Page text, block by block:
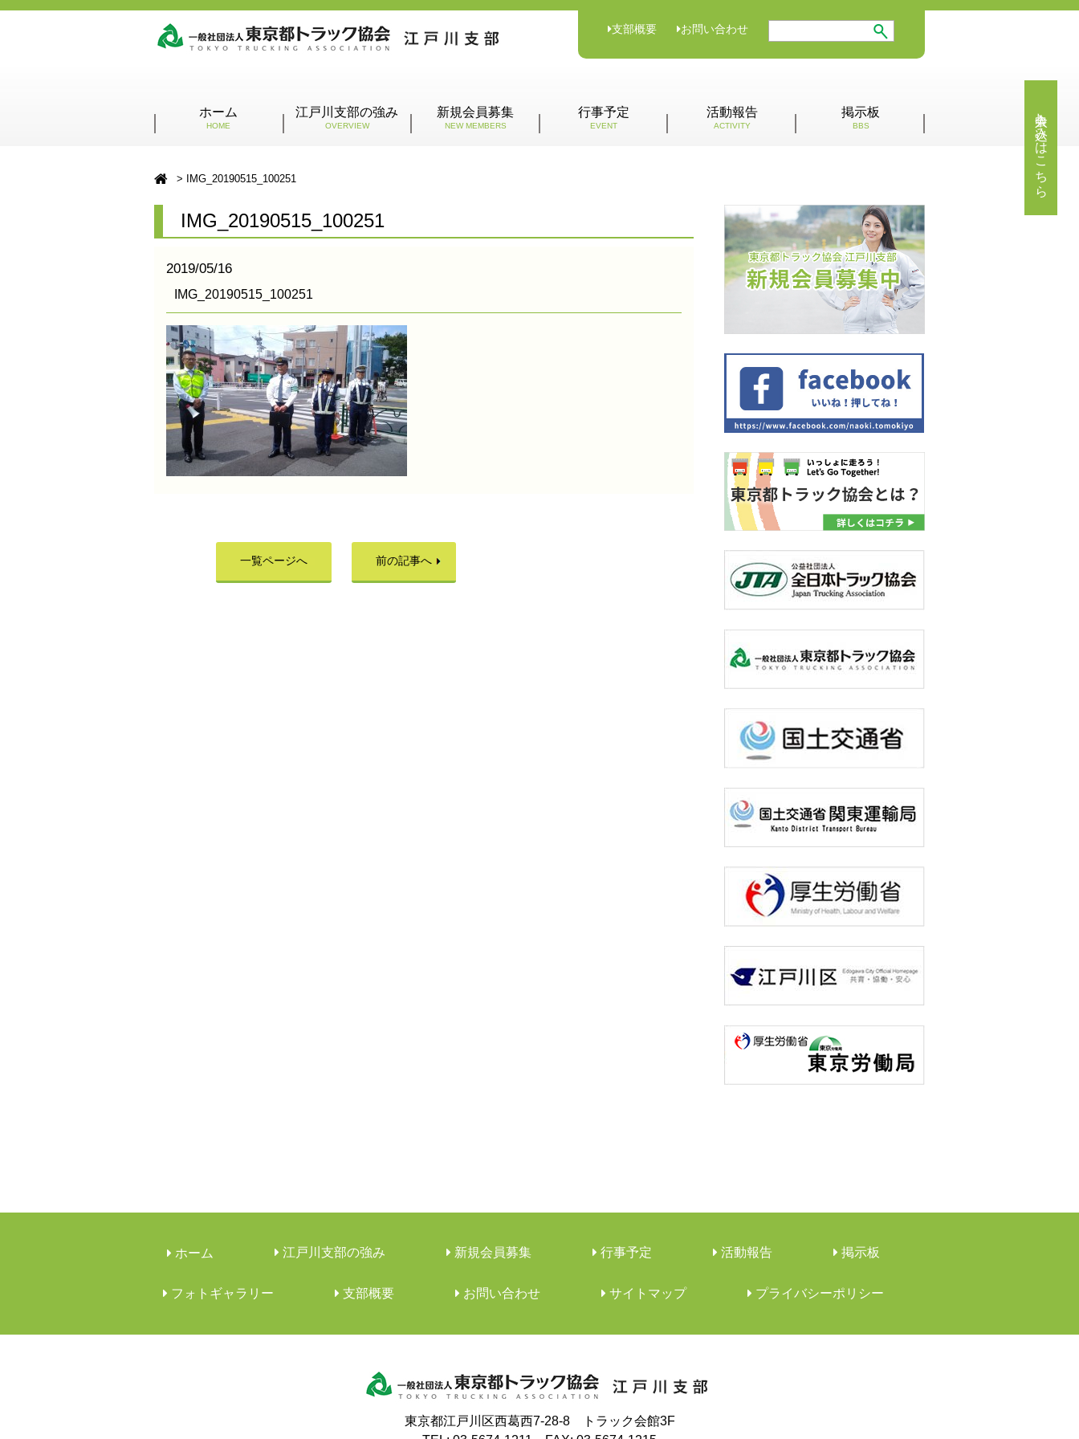
支部概要 お問い合わせ
ホーム
HOME
江戸川支部の強み
OVERVIEW
新規会員募集
NEW MEMBERS
行事予定
EVENT
活動報告
ACTIVITY
掲示板
BBS
IMG_20190515_100251
IMG_20190515_100251
2019/05/16
IMG_20190515_100251
一覧ページへ 前の記事へ
入会申し込みはこちら
ホーム 江戸川支部の強み 新規会員募集 行事予定 活動報告 ︎掲示板
フォトギャラリー ︎支部概要 ︎お問い合わせ サイトマップ ︎プライバシーポリシー
東京都江戸川区西葛西7-28-8 トラック会館3F